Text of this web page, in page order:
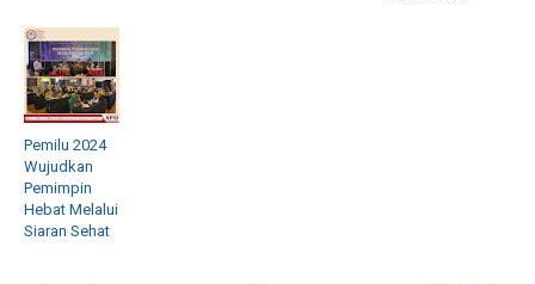
Pemilu 2024
Wujudkan
Pemimpin
Hebat Melalui
Siaran Sehat